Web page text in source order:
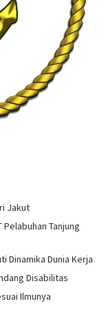
Jakut
Tanjung
Dinamika Dunia Kerja
Disabilitas
Ilmunya